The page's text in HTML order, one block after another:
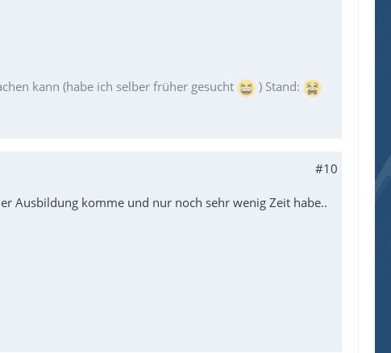
kann (habe ich selber früher gesucht
) Stand:
#10
Ausbildung komme und nur noch sehr wenig Zeit habe..